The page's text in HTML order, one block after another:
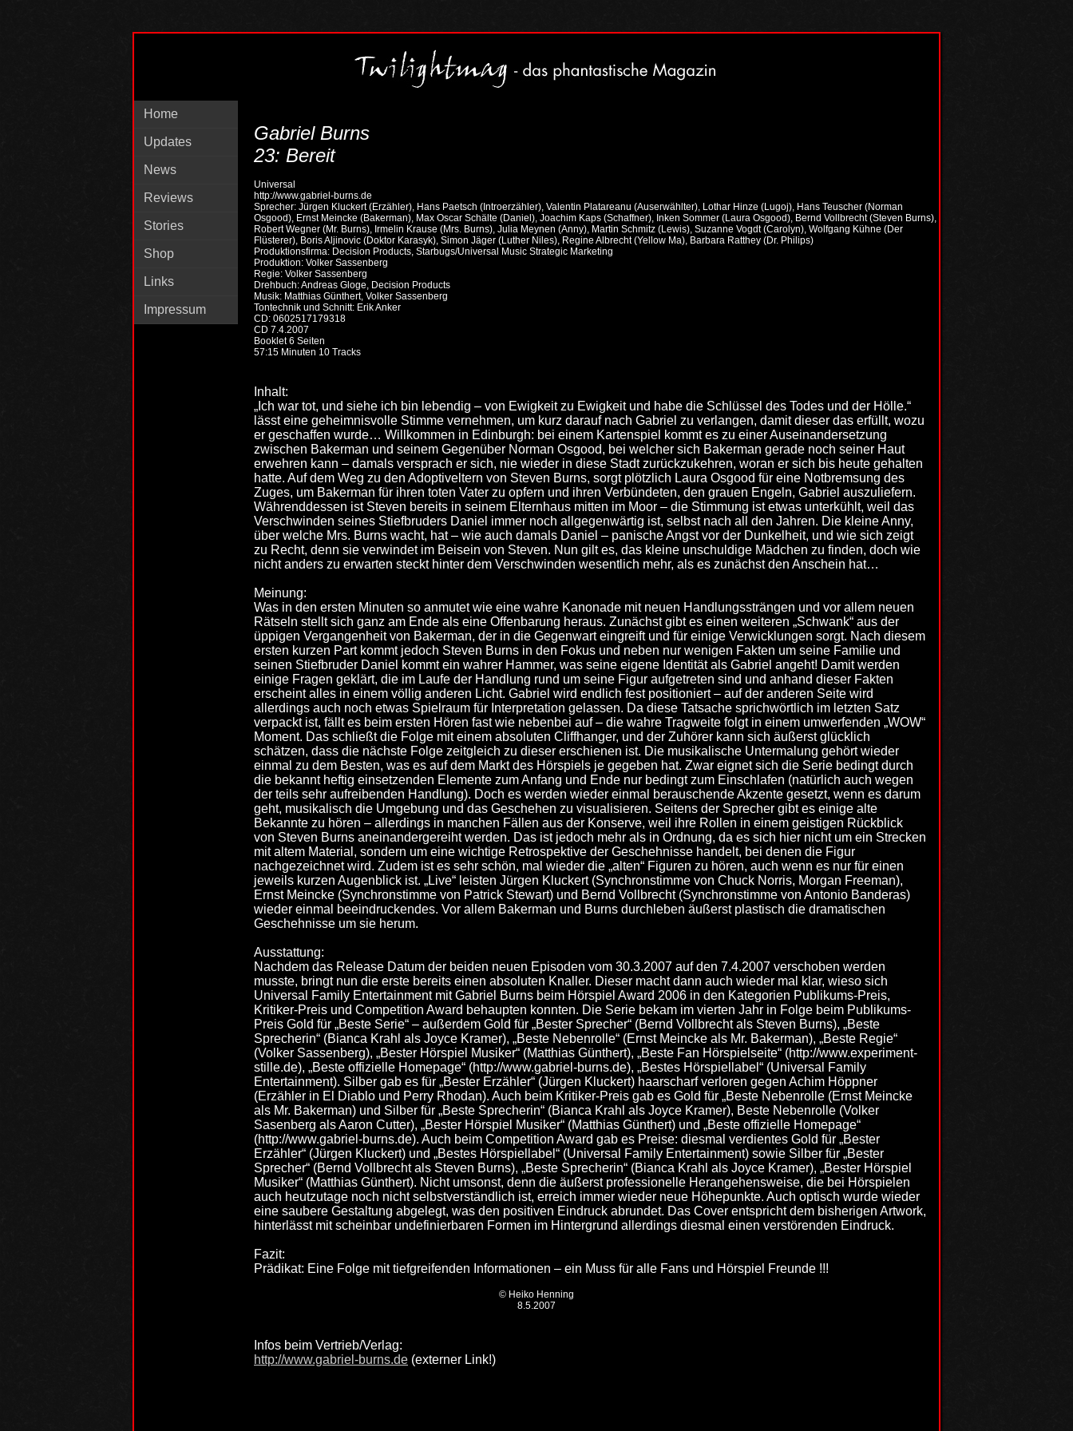
Home
Updates
News
Reviews
Stories
Shop
Links
Impressum
Gabriel Burns
23: Bereit
Universal
http://www.gabriel-burns.de
Sprecher: Jürgen Kluckert (Erzähler), Hans Paetsch (Introerzähler), Valentin Platareanu (Auserwählter), Lothar Hinze (Lugoj), Hans Teuscher (Norman
Osgood), Ernst Meincke (Bakerman), Max Oscar Schälte (Daniel), Joachim Kaps (Schaffner), Inken Sommer (Laura Osgood), Bernd Vollbrecht (Steven Burns),
Robert Wegner (Mr. Burns), Irmelin Krause (Mrs. Burns), Julia Meynen (Anny), Martin Schmitz (Lewis), Suzanne Vogdt (Carolyn), Wolfgang Kühne (Der
Flüsterer), Boris Aljinovic (Doktor Karasyk), Simon Jäger (Luther Niles), Regine Albrecht (Yellow Ma), Barbara Ratthey (Dr. Philips)
Produktionsfirma: Decision Products, Starbugs/Universal Music Strategic Marketing
Produktion: Volker Sassenberg
Regie: Volker Sassenberg
Drehbuch: Andreas Gloge, Decision Products
Musik: Matthias Günthert, Volker Sassenberg
Tontechnik und Schnitt: Erik Anker
CD: 0602517179318
CD 7.4.2007
Booklet 6 Seiten
57:15 Minuten 10 Tracks
Inhalt:
„Ich war tot, und siehe ich bin lebendig – von Ewigkeit zu Ewigkeit und habe die Schlüssel des Todes und der Hölle.“
lässt eine geheimnisvolle Stimme vernehmen, um kurz darauf nach Gabriel zu verlangen, damit dieser das erfüllt, wozu
er geschaffen wurde… Willkommen in Edinburgh: bei einem Kartenspiel kommt es zu einer Auseinandersetzung
zwischen Bakerman und seinem Gegenüber Norman Osgood, bei welcher sich Bakerman gerade noch seiner Haut
erwehren kann – damals versprach er sich, nie wieder in diese Stadt zurückzukehren, woran er sich bis heute gehalten
hatte. Auf dem Weg zu den Adoptiveltern von Steven Burns, sorgt plötzlich Laura Osgood für eine Notbremsung des
Zuges, um Bakerman für ihren toten Vater zu opfern und ihren Verbündeten, den grauen Engeln, Gabriel auszuliefern.
Währenddessen ist Steven bereits in seinem Elternhaus mitten im Moor – die Stimmung ist etwas unterkühlt, weil das
Verschwinden seines Stiefbruders Daniel immer noch allgegenwärtig ist, selbst nach all den Jahren. Die kleine Anny,
über welche Mrs. Burns wacht, hat – wie auch damals Daniel – panische Angst vor der Dunkelheit, und wie sich zeigt
zu Recht, denn sie verwindet im Beisein von Steven. Nun gilt es, das kleine unschuldige Mädchen zu finden, doch wie
nicht anders zu erwarten steckt hinter dem Verschwinden wesentlich mehr, als es zunächst den Anschein hat…
Meinung:
Was in den ersten Minuten so anmutet wie eine wahre Kanonade mit neuen Handlungssträngen und vor allem neuen
Rätseln stellt sich ganz am Ende als eine Offenbarung heraus. Zunächst gibt es einen weiteren „Schwank“ aus der
üppigen Vergangenheit von Bakerman, der in die Gegenwart eingreift und für einige Verwicklungen sorgt. Nach diesem
ersten kurzen Part kommt jedoch Steven Burns in den Fokus und neben nur wenigen Fakten um seine Familie und
seinen Stiefbruder Daniel kommt ein wahrer Hammer, was seine eigene Identität als Gabriel angeht! Damit werden
einige Fragen geklärt, die im Laufe der Handlung rund um seine Figur aufgetreten sind und anhand dieser Fakten
erscheint alles in einem völlig anderen Licht. Gabriel wird endlich fest positioniert – auf der anderen Seite wird
allerdings auch noch etwas Spielraum für Interpretation gelassen. Da diese Tatsache sprichwörtlich im letzten Satz
verpackt ist, fällt es beim ersten Hören fast wie nebenbei auf – die wahre Tragweite folgt in einem umwerfenden „WOW“
Moment. Das schließt die Folge mit einem absoluten Cliffhanger, und der Zuhörer kann sich äußerst glücklich
schätzen, dass die nächste Folge zeitgleich zu dieser erschienen ist. Die musikalische Untermalung gehört wieder
einmal zu dem Besten, was es auf dem Markt des Hörspiels je gegeben hat. Zwar eignet sich die Serie bedingt durch
die bekannt heftig einsetzenden Elemente zum Anfang und Ende nur bedingt zum Einschlafen (natürlich auch wegen
der teils sehr aufreibenden Handlung). Doch es werden wieder einmal berauschende Akzente gesetzt, wenn es darum
geht, musikalisch die Umgebung und das Geschehen zu visualisieren. Seitens der Sprecher gibt es einige alte
Bekannte zu hören – allerdings in manchen Fällen aus der Konserve, weil ihre Rollen in einem geistigen Rückblick
von Steven Burns aneinandergereiht werden. Das ist jedoch mehr als in Ordnung, da es sich hier nicht um ein Strecken
mit altem Material, sondern um eine wichtige Retrospektive der Geschehnisse handelt, bei denen die Figur
nachgezeichnet wird. Zudem ist es sehr schön, mal wieder die „alten“ Figuren zu hören, auch wenn es nur für einen
jeweils kurzen Augenblick ist. „Live“ leisten Jürgen Kluckert (Synchronstimme von Chuck Norris, Morgan Freeman),
Ernst Meincke (Synchronstimme von Patrick Stewart) und Bernd Vollbrecht (Synchronstimme von Antonio Banderas)
wieder einmal beeindruckendes. Vor allem Bakerman und Burns durchleben äußerst plastisch die dramatischen
Geschehnisse um sie herum.
Ausstattung:
Nachdem das Release Datum der beiden neuen Episoden vom 30.3.2007 auf den 7.4.2007 verschoben werden
musste, bringt nun die erste bereits einen absoluten Knaller. Dieser macht dann auch wieder mal klar, wieso sich
Universal Family Entertainment mit Gabriel Burns beim Hörspiel Award 2006 in den Kategorien Publikums-Preis,
Kritiker-Preis und Competition Award behaupten konnten. Die Serie bekam im vierten Jahr in Folge beim Publikums-
Preis Gold für „Beste Serie“ – außerdem Gold für „Bester Sprecher“ (Bernd Vollbrecht als Steven Burns), „Beste
Sprecherin“ (Bianca Krahl als Joyce Kramer), „Beste Nebenrolle“ (Ernst Meincke als Mr. Bakerman), „Beste Regie“
(Volker Sassenberg), „Bester Hörspiel Musiker“ (Matthias Günthert), „Beste Fan Hörspielseite“ (http://www.experiment-
stille.de), „Beste offizielle Homepage“ (http://www.gabriel-burns.de), „Bestes Hörspiellabel“ (Universal Family
Entertainment). Silber gab es für „Bester Erzähler“ (Jürgen Kluckert) haarscharf verloren gegen Achim Höppner
(Erzähler in El Diablo und Perry Rhodan). Auch beim Kritiker-Preis gab es Gold für „Beste Nebenrolle (Ernst Meincke
als Mr. Bakerman) und Silber für „Beste Sprecherin“ (Bianca Krahl als Joyce Kramer), Beste Nebenrolle (Volker
Sasenberg als Aaron Cutter), „Bester Hörspiel Musiker“ (Matthias Günthert) und „Beste offizielle Homepage“
(http://www.gabriel-burns.de). Auch beim Competition Award gab es Preise: diesmal verdientes Gold für „Bester
Erzähler“ (Jürgen Kluckert) und „Bestes Hörspiellabel“ (Universal Family Entertainment) sowie Silber für „Bester
Sprecher“ (Bernd Vollbrecht als Steven Burns), „Beste Sprecherin“ (Bianca Krahl als Joyce Kramer), „Bester Hörspiel
Musiker“ (Matthias Günthert). Nicht umsonst, denn die äußerst professionelle Herangehensweise, die bei Hörspielen
auch heutzutage noch nicht selbstverständlich ist, erreich immer wieder neue Höhepunkte. Auch optisch wurde wieder
eine saubere Gestaltung abgelegt, was den positiven Eindruck abrundet. Das Cover entspricht dem bisherigen Artwork,
hinterlässt mit scheinbar undefinierbaren Formen im Hintergrund allerdings diesmal einen verstörenden Eindruck.
Fazit:
Prädikat: Eine Folge mit tiefgreifenden Informationen – ein Muss für alle Fans und Hörspiel Freunde !!!
© Heiko Henning
8.5.2007
Infos beim Vertrieb/Verlag:
http://www.gabriel-burns.de (externer Link!)